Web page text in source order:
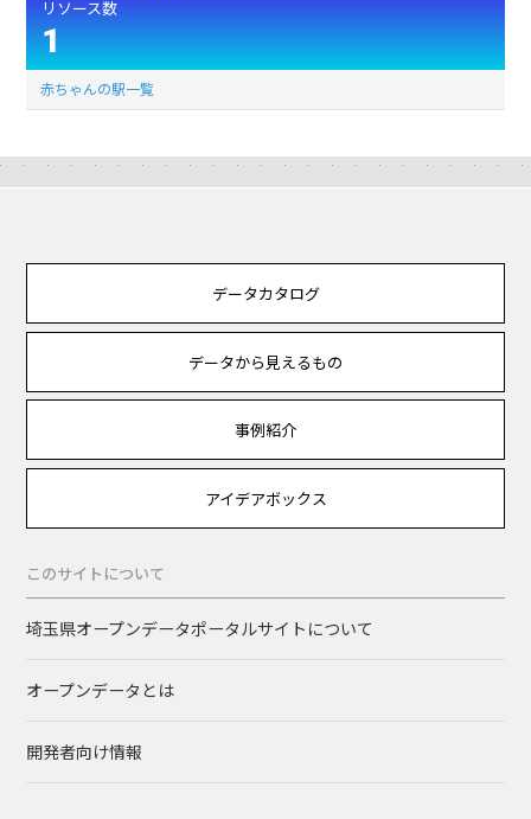
リソース数
1
赤ちゃんの駅一覧
データカタログ
データから見えるもの
事例紹介
アイデアボックス
このサイトについて
埼玉県オープンデータポータルサイトについて
オープンデータとは
開発者向け情報